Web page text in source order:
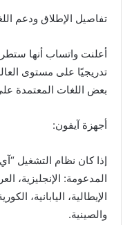
تفاصيل الإطلاق ودعم
أعلنت واتساب أنها
تدريجيًا على مستوى
بعض اللغات المعتمدة
أجهزة آيفون:
المدعومة: الإنجليزية،
الإيطالية، اليابانية،
والصينية.